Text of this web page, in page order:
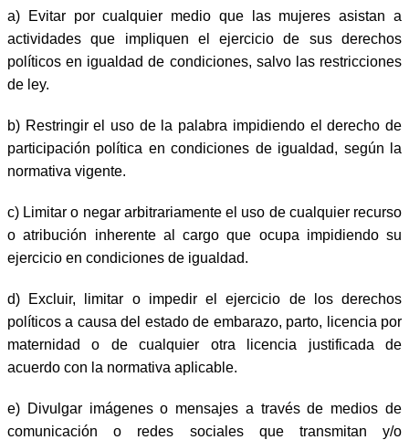
a) Evitar por cualquier medio que las mujeres asistan a
actividades que impliquen el ejercicio de sus derechos
políticos en igualdad de condiciones, salvo las restricciones
de ley.
b) Restringir el uso de la palabra impidiendo el derecho de
participación política en condiciones de igualdad, según la
normativa vigente.
c) Limitar o negar arbitrariamente el uso de cualquier recurso
o atribución inherente al cargo que ocupa impidiendo su
ejercicio en condiciones de igualdad.
d) Excluir, limitar o impedir el ejercicio de los derechos
políticos a causa del estado de embarazo, parto, licencia por
maternidad o de cualquier otra licencia justificada de
acuerdo con la normativa aplicable.
e) Divulgar imágenes o mensajes a través de medios de
comunicación o redes sociales que transmitan y/o